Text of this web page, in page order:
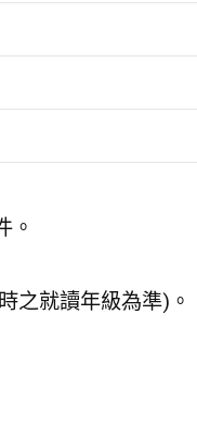
。
之就讀年級為準)。